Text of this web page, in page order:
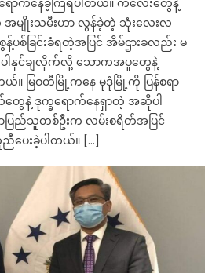
အမျိုးသမီးဟာ လွန်ခဲ့တဲ့ သုံးလေးလ
စ်ခြင်းခံရတဲ့အပြင် အိမ်ဌားခလည်း မ
ပါနှင်ချလိုက်လို့ သောကအပူတွေနဲ့
ယ်။ မြဝတီမြို့ကနေ မုဒုံမြို့ကို ပြန်စရာ
နဲ့ ဒုက္ခရောက်နေရှာတဲ့ အဆိုပါ
ပြည်သူတစ်ဦးက လမ်းစရိတ်အပြင်
ပေးခဲ့ပါတယ်။ […]